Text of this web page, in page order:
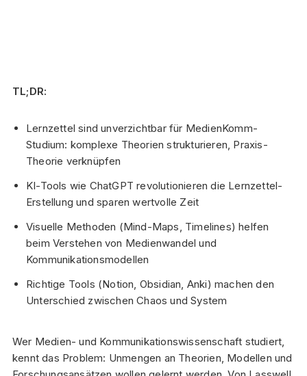
TL;DR:
Lernzettel sind unverzichtbar für MedienKomm-
Studium: komplexe Theorien strukturieren, Praxis-
Theorie verknüpfen
KI-Tools wie ChatGPT revolutionieren die Lernzettel-
Erstellung und sparen wertvolle Zeit
Visuelle Methoden (Mind-Maps, Timelines) helfen
beim Verstehen von Medienwandel und
Kommunikationsmodellen
Richtige Tools (Notion, Obsidian, Anki) machen den
Unterschied zwischen Chaos und System
Wer Medien- und Kommunikationswissenschaft studiert,
kennt das Problem: Unmengen an Theorien, Modellen und